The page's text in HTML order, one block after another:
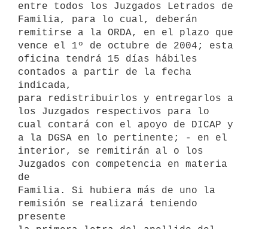
entre todos los Juzgados Letrados de
Familia, para lo cual, deberán
remitirse a la ORDA, en el plazo que
vence el 1º de octubre de 2004; esta
oficina tendrá 15 días hábiles
contados a partir de la fecha
indicada,
para redistribuirlos y entregarlos a
los Juzgados respectivos para lo
cual contará con el apoyo de DICAP y
a la DGSA en lo pertinente; - en el
interior, se remitirán al o los
Juzgados con competencia en materia
de
Familia. Si hubiera más de uno la
remisión se realizará teniendo
presente